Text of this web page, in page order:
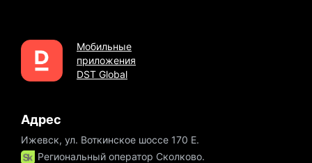
Мобильные
приложения
DST Global
Адрес
Ижевск, ул. Воткинское шоссе 170 Е.
Региональный оператор Сколково.